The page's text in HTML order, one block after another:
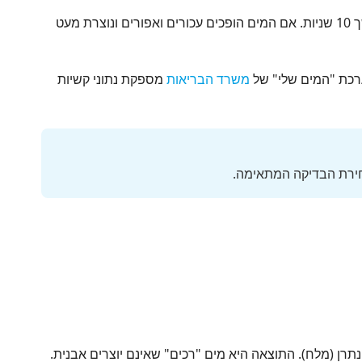
מלאו בקבוק פלסטיק שקוף בשליש מי ברז. הוסיפו מספר טיפות של סבון נוזלי רגיל. סגרו ונערו בחוזקה למשך 10 שניות. אם המים הופכים עכורים ואפורים ונוצרת מעט
"המים שלי" של משרד הבריאות מספקת נתוני קשיות
הבדיקה המתאימה.
נתרן (מלח). התוצאה היא מים "רכים" שאינם יוצרים אבנית.